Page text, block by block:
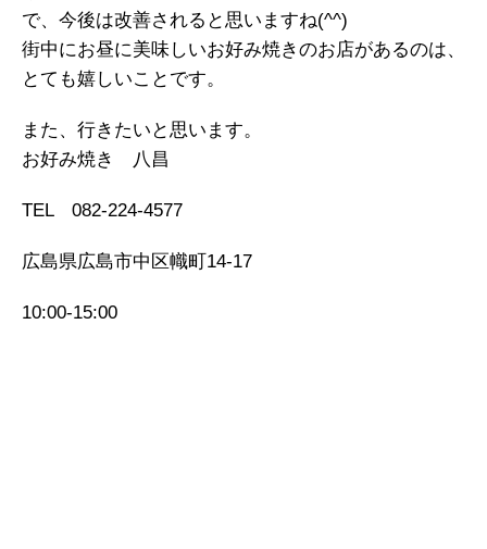
で、今後は改善されると思いますね(^^)
街中にお昼に美味しいお好み焼きのお店があるのは、
とても嬉しいことです。
また、行きたいと思います。
お好み焼き 八昌
TEL 082-224-4577
広島県広島市中区幟町14-17
10:00-15:00